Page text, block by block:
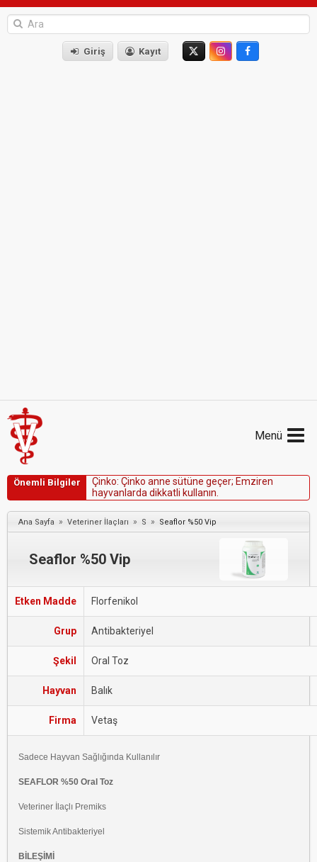
Giriş Kayıt
Menü
Önemli Bilgiler Çinko: Çinko anne sütüne geçer; Emziren
hayvan arda dikkati ku anın
Ana Sayfa » Veteriner İlaçları » S » Seaflor %50 Vip
Seaflor %50 Vip
Etken Madde Florfenikol
Grup Antibakteriyel
Şekil Oral Toz
Hayvan Balık
Firma Vetaş
Sadece Hayvan Sağlığında Kullanılır
SEAFLOR %50 Oral Toz
Veteriner İlaçlı Premiks
Sistemik Antibakteriyel
BİLEŞİMİ